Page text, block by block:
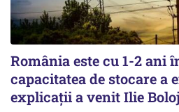
România este cu 1-2 ani
capacitatea de stocare a
explicații a venit Ilie